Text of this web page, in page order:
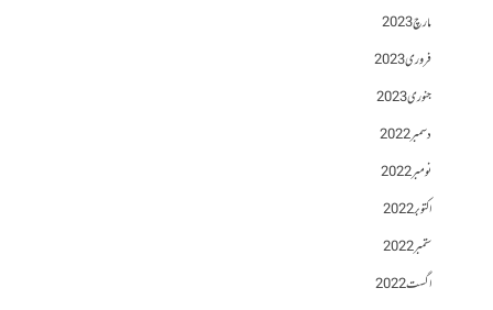
مارچ 2023
فروری 2023
جنوری 2023
دسمبر 2022
نومبر 2022
اکتوبر 2022
ستمبر 2022
اگست 2022